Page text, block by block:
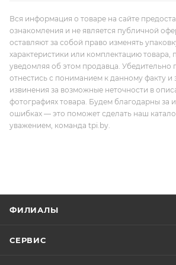
Вся информация о товаре на сайте
ознакомления и не является публичной
оставляют за собой право изменять
характеристики или комплектацию товара,
уведомляя об этом продавца. Убедительно
отнестись с пониманием к данному факту и
извинения за возможные неточности в
фотографиях товара. Будем благодарны за
ошибках — это поможет сделать наш
уважением, команда tpi.by.
ФИЛИАЛЫ
СЕРВИС